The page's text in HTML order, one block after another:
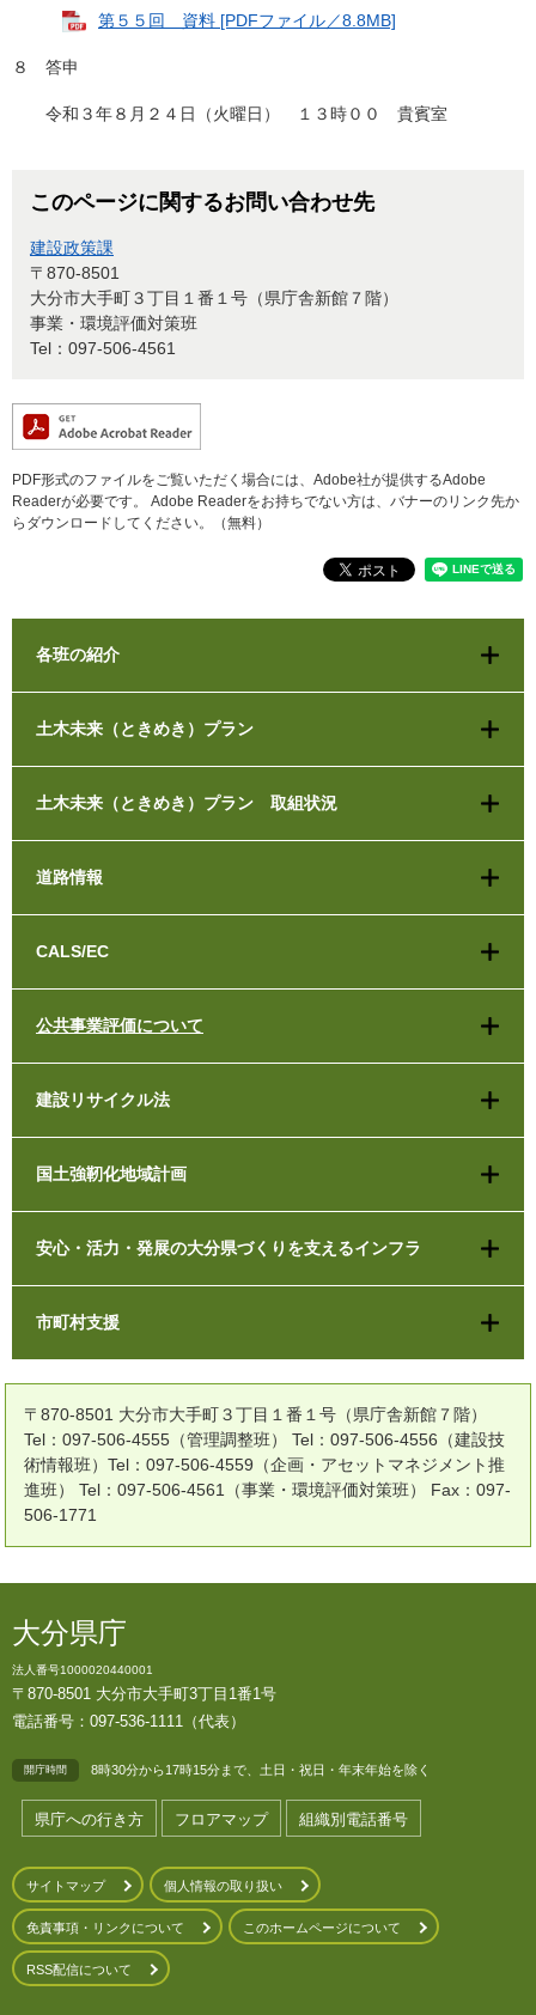
第５５回 資料 [PDFファイル／8.8MB]
８ 答申
令和３年８月２４日（火曜日） １３時００ 貴賓室
このページに関するお問い合わせ先
建設政策課
〒870-8501
大分市大手町３丁目１番１号（県庁舎新館７階）
事業・環境評価対策班
Tel：097-506-4561
PDF形式のファイルをご覧いただく場合には、Adobe社が提供するAdobe
Readerが必要です。
Adobe Readerをお持ちでない方は、バナーのリンク先か
らダウンロードしてください。（無料）
各班の紹介
土木未来（ときめき）プラン
土木未来（ときめき）プラン 取組状況
道路情報
CALS/EC
公共事業評価について
建設リサイクル法
国土強靭化地域計画
安心・活力・発展の大分県づくりを支えるインフラ
市町村支援
〒870-8501 大分市大手町３丁目１番１号（県庁舎新館７階）
Tel：097-506-4555（管理調整班） Tel：097-506-4556（建設技
術情報班）Tel：097-506-4559（企画・アセットマネジメント推
進班） Tel：097-506-4561（事業・環境評価対策班） Fax：097-
506-1771
大分県庁
法人番号1000020440001
〒870-8501 大分市大手町3丁目1番1号
電話番号：097-536-1111（代表）
開庁時間 8時30分から17時15分まで、土日・祝日・年末年始を除く
県庁への行き方 フロアマップ 組織別電話番号
サイトマップ 個人情報の取り扱い
免責事項・リンクについて このホームページについて
RSS配信について